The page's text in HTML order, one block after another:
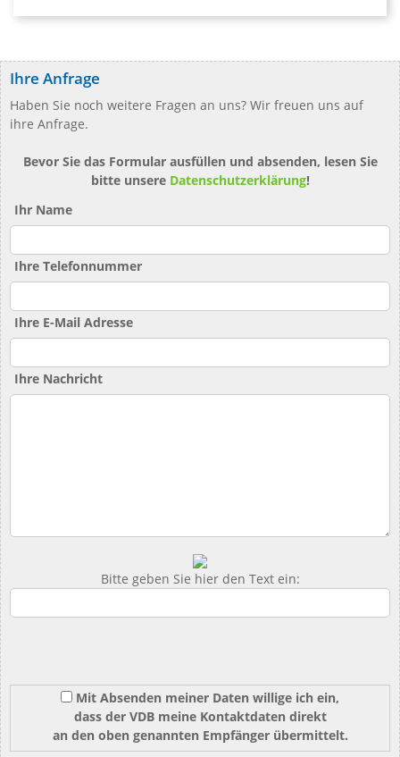
Ihre Anfrage
Haben Sie noch weitere Fragen an uns? Wir freuen uns auf
ihre Anfrage.
Bevor Sie das Formular ausfüllen und absenden, lesen Sie
bitte unsere Datenschutzerklärung!
Ihr Name
Ihre Telefonnummer
Ihre E-Mail Adresse
Ihre Nachricht
Bitte geben Sie hier den Text ein:
Mit Absenden meiner Daten willige ich ein,
dass der VDB meine Kontaktdaten direkt
an den oben genannten Empfänger übermittelt.